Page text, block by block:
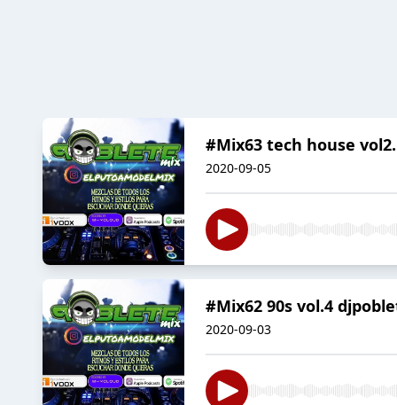
#Mix63 tech house
2020-09-05
#Mix62 90s vol.4
2020-09-03